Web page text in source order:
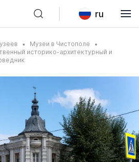
ru
Музеи в Чистополе
историко-архитектурный и